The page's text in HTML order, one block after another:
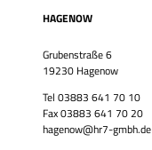
HAGENOW
Grubenstraße 6
19230 Hagenow
Tel 03883 641 70 10
Fax 03883 641 70 20
hagenow@hr7-gmbh.de